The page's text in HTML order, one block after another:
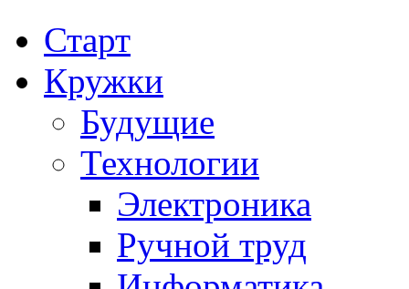
Старт
Кружки
Будущие
Технологии
Электроника
Ручной труд